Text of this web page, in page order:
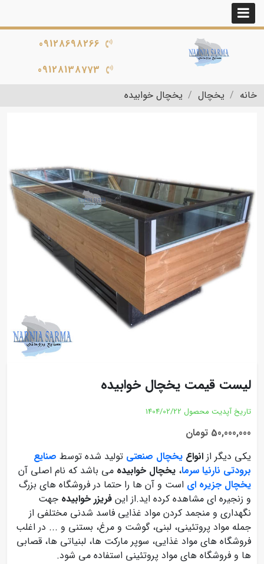
09128698266
09128138773
خانه
یخچال یخچال خوابیده
لیست قیمت یخچال خوابیده
تاریخ آپدیت محصول 1404/02/22
50,000,000 تومان
یکی دیگر از انواع یخچال صنعتی تولید شده توسط صنایع
برودتی نارنیا سرما، یخچال خوابیده می باشد که نام اصلی آن
یخچال جزیره ای است و آن ها را حتما در فروشگاه های بزرگ
و زنجیره ای مشاهده کرده اید.از این فریزر خوابیده جهت
نگهداری و منجمد کردن مواد غذایی فاسد شدنی مختلفی از
جمله مواد پروتئینی، لبنی، گوشت و مرغ، بستنی و ... در اغلب
فروشگاه های مواد غذایی، سوپر مارکت ها، لبنیاتی ها، قصابی
ها و فروشگاه های مواد پروتئینی استفاده می شود.